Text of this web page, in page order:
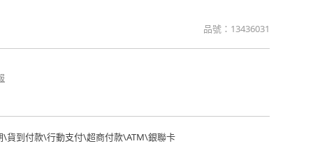
品號： 13436031
\貨到付款\行動支付\超商付款\ATM\銀聯卡